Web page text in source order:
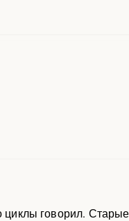
говорил.